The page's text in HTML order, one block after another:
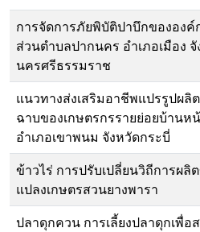
การจัดการภัยพิบัติปาบึกขององค์
ส่วนตําบลปากนคร อําเภอเมือง
นครศรีธรรมราช
แนวทางส่งเสริมอาชีพแปรรูปผ
ฉาบของเกษตรกรรายย่อยบ้านห
อําเภอเขาพนม จังหวัดกระบี่
ข้าวไร่ การปรับเปลี่ยนวิถีการผลิ
แปลงเกษตรสวนยางพารา
ปลาดุกควน การเลี้ยงปลาดุกเพื่อ